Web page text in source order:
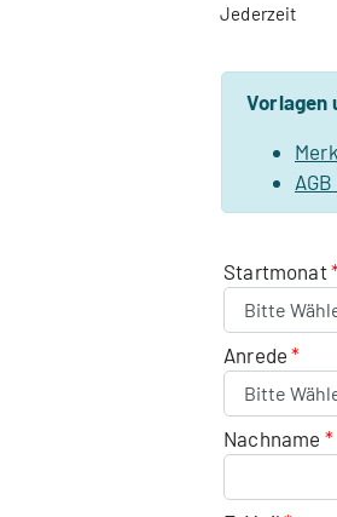
Jederzeit
Vorlagen
AGB
Startmonat
Anrede
Nachname